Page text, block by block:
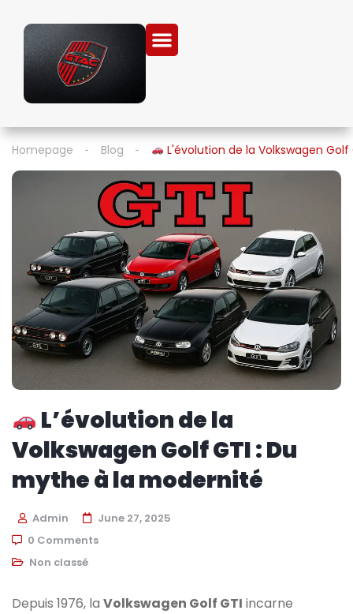
Homepage Blog L'évolution de la Volkswagen
L’évolution de la
Volkswagen Golf GTI : Du
mythe à la modernité
Admin
June 27, 2025
0 Comments
Non classé
Depuis 1976, la Volkswagen Golf GTI incarne